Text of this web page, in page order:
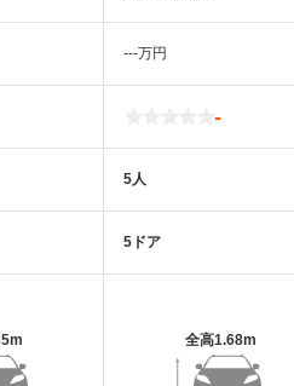
‐‐‐万円
-
5人
5ドア
全高1.68m